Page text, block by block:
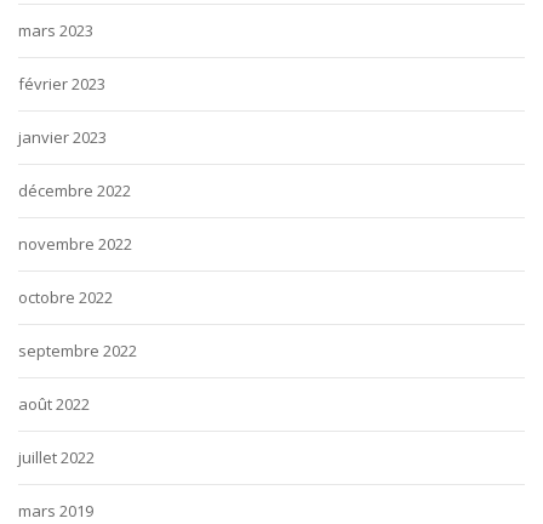
mars 2023
février 2023
janvier 2023
décembre 2022
novembre 2022
octobre 2022
septembre 2022
août 2022
juillet 2022
mars 2019